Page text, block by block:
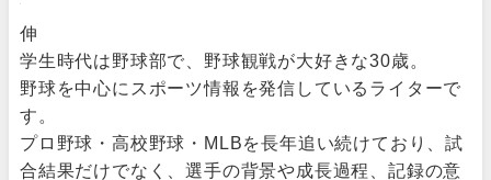
伸
学生時代は野球部で、野球観戦が大好きな30歳。
野球を中心にスポーツ情報を発信しているライターで
す。
プロ野球・高校野球・MLBを長年追い続けており、試
合結果だけでなく、選手の背景や成長過程、記録の意